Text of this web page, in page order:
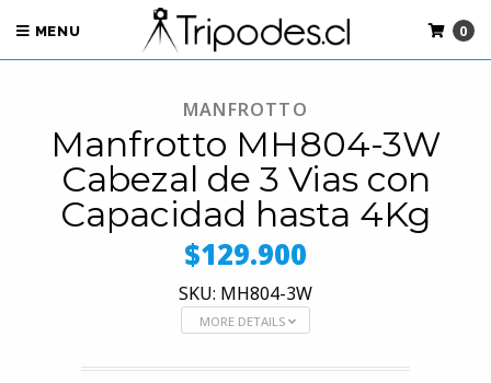
MENU 0
MANFROTTO
Manfrotto MH804-3W
Cabezal de 3 Vias con
Capacidad hasta 4Kg
$129.900
SKU: MH804-3W
MORE DETAILS